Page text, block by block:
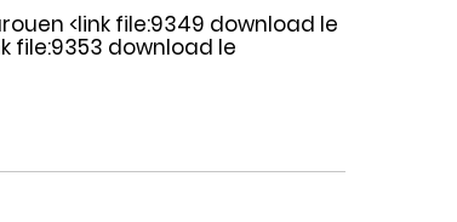
<link file:9349 download le
file:9353 download le